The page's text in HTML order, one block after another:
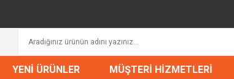
YENİ ÜRÜNLER MÜŞTERİ HİZMETLERİ